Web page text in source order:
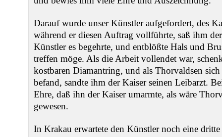
Darauf wurde unser Künstler aufgefordert, des
während er diesen Auftrag vollführte, saß ihm
Künstler es begehrte, und entblößte Hals und
treffen möge. Als die Arbeit vollendet war,
kostbaren Diamantring, und als Thorvaldsen
befand, sandte ihm der Kaiser seinen Leibarzt.
Ehre, daß ihn der Kaiser umarmte, als wäre
gewesen.
In Krakau erwartete den Künstler noch eine